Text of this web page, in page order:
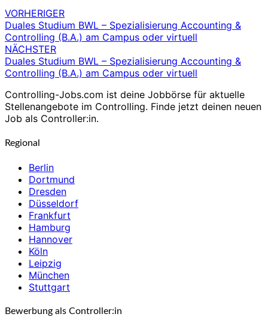
Beitragsnavigation
VORHERIGER
Duales Studium BWL – Spezialisierung Accounting &
Controlling (B.A.) am Campus oder virtuell
NÄCHSTER
Duales Studium BWL – Spezialisierung Accounting &
Controlling (B.A.) am Campus oder virtuell
Controlling-Jobs.com ist deine Jobbörse für aktuelle
Stellenangebote im Controlling. Finde jetzt deinen neuen
Job als Controller:in.
Regional
Berlin
Dortmund
Dresden
Düsseldorf
Frankfurt
Hamburg
Hannover
Köln
Leipzig
München
Stuttgart
Bewerbung als Controller:in